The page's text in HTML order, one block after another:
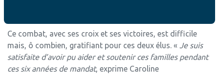
Ce combat, avec ses croix et ses victoires, est difficile
mais, ô combien, gratifiant pour ces deux élus. « Je suis
satisfaite d’avoir pu aider et soutenir ces familles pendant
ces six années de mandat, exprime Caroline